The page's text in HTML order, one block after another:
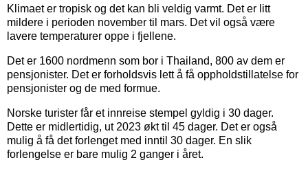
Klimaet er tropisk og det kan bli veldig varmt. Det er litt
mildere i perioden november til mars. Det vil også være
lavere temperaturer oppe i fjellene.
Det er 1600 nordmenn som bor i Thailand, 800 av dem er
pensjonister. Det er forholdsvis lett å få oppholdstillatelse for
pensjonister og de med formue.
Norske turister får et innreise stempel gyldig i 30 dager.
Dette er midlertidig, ut 2023 økt til 45 dager. Det er også
mulig å få det forlenget med inntil 30 dager. En slik
forlengelse er bare mulig 2 ganger i året.